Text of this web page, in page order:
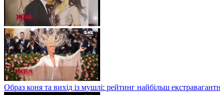
Образ коня та вихід із мушлі: рейтинг найбільш